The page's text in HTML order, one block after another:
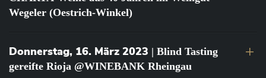
Wegeler (Oestrich-Winkel)
Donnerstag, 16. März 2023 | Blind Tasting
gereifte Rioja @WINEBANK Rheingau